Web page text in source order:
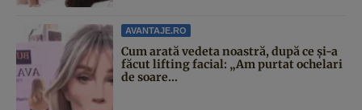
AVANTAJE.RO
Cum arată vedeta noastră, după ce și-a
făcut lifting facial: „Am purtat ochelari
de soare...